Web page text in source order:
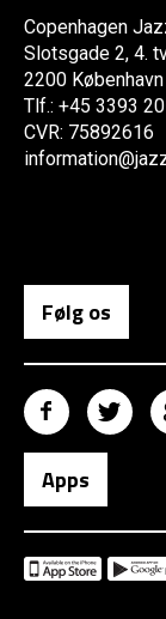
Copenhagen
Slotsgade 2, 4.
2200 København
Tlf.: +45 3393
CVR: 75892616
Følg os
Apps